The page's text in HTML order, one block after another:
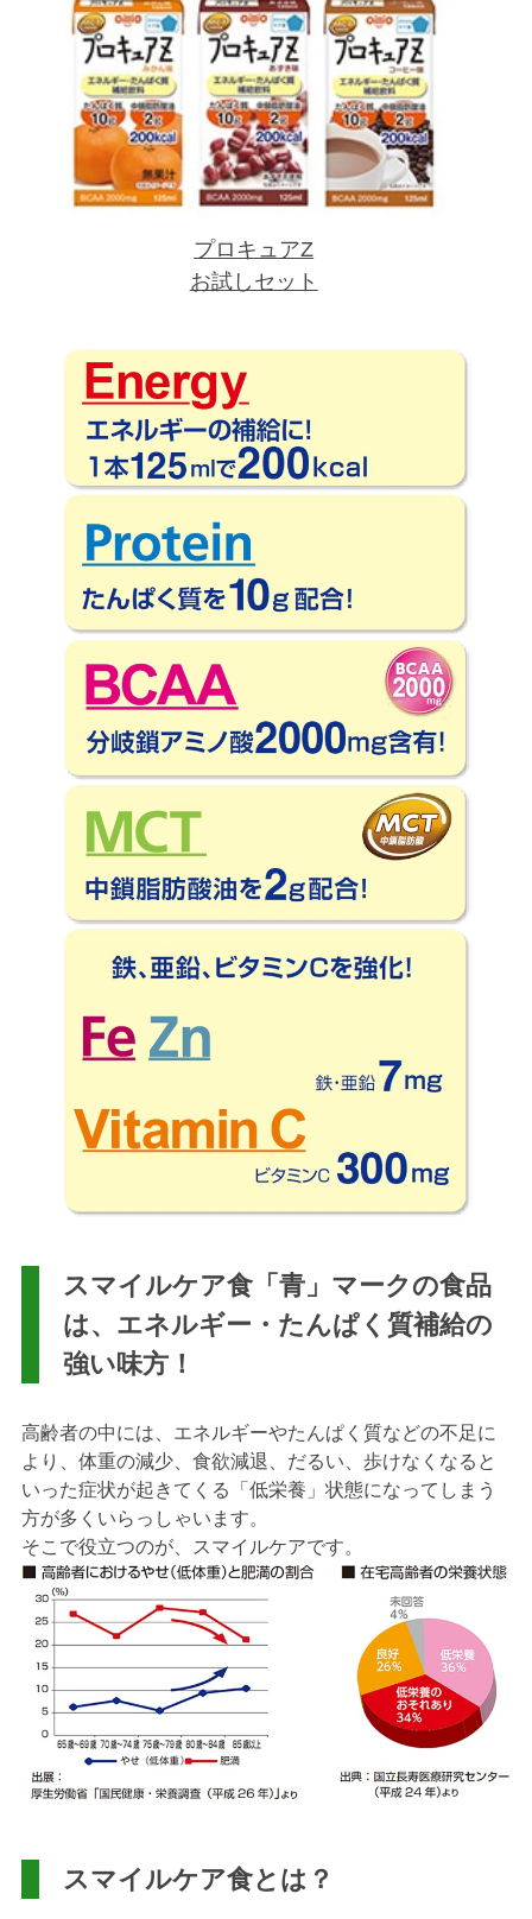
プロキュアZ
お試しセット
スマイルケア食「青」マークの食品
は、エネルギー・たんぱく質補給の
強い味方！
高齢者の中には、エネルギーやたんぱく質などの不足に
より、体重の減少、食欲減退、だるい、歩けなくなると
いった症状が起きてくる「低栄養」状態になってしまう
方が多くいらっしゃいます。
そこで役立つのが、スマイルケアです。
スマイルケア食とは？